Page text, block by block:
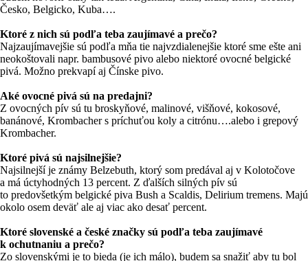
Česko, Belgicko, Kuba….
Ktoré z nich sú podľa teba zaujímavé a prečo?
Najzaujímavejšie sú podľa mňa tie najvzdialenejšie ktoré sme ešte ani
neokoštovali napr. bambusové pivo alebo niektoré ovocné belgické
pivá. Možno prekvapí aj Čínske pivo.
Aké ovocné pivá sú na predajni?
Z ovocných pív sú tu broskyňové, malinové, višňové, kokosové,
banánové, Krombacher s príchuťou koly a citrónu….alebo i grepový
Krombacher.
Ktoré pivá sú najsilnejšie?
Najsilnejší je známy Belzebuth, ktorý som predával aj v Kolotočove
a má úctyhodných 13 percent. Z ďalších silných pív sú
to predovšetkým belgické piva Bush a Scaldis, Delirium tremens. Majú
okolo osem deväť ale aj viac ako desať percent.
Ktoré slovenské a české značky sú podľa teba zaujímavé
k ochutnaniu a prečo?
Zo slovenskými je to bieda (je ich málo), budem sa snažiť aby tu bol